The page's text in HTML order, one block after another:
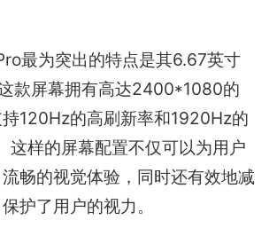
最为突出的特点是其6.67英寸
款屏幕拥有高达2400*1080的
120Hz的高刷新率和1920Hz的
这样的屏幕配置不仅可以为用户
畅的视觉体验，同时还有效地减
护了用户的视力。